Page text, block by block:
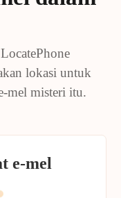
lokasi untuk
mel misteri itu.
e-mel